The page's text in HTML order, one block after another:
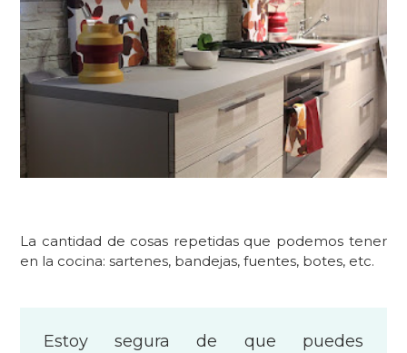
La cantidad de cosas repetidas que podemos tener
en la cocina: sartenes, bandejas, fuentes, botes, etc.
Estoy segura de que puedes